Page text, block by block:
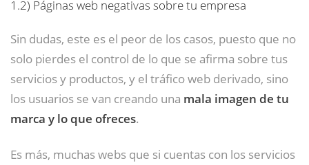
1.2) Páginas web negativas sobre tu empresa
Sin dudas, este es el peor de los casos, puesto que no
solo pierdes el control de lo que se afirma sobre tus
servicios y productos, y el tráfico web derivado, sino
los usuarios se van creando una mala imagen de tu
marca y lo que ofreces.
Es más, muchas webs que si cuentas con los servicios